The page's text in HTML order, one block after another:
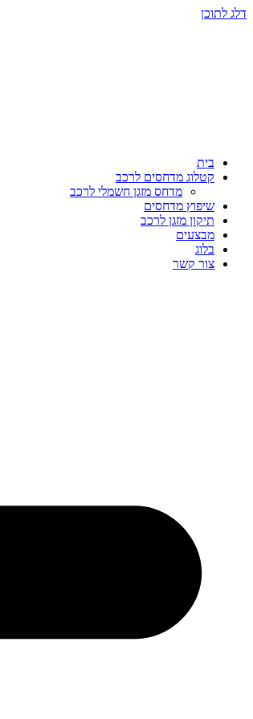
דלג לתוכן
בית
קטלוג מדחסים לרכב
מדחס מזגן חשמלי לרכב
שיפוץ מדחסים
תיקון מזגן לרכב
מבצעים
בלוג
צור קשר